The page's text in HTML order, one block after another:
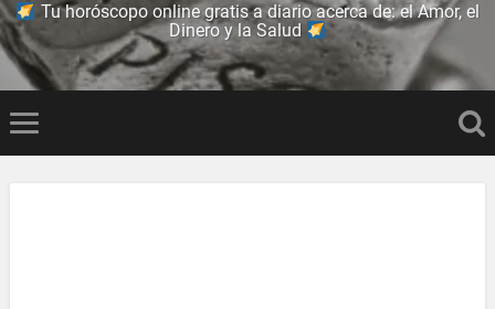
Tu horóscopo online gratis a diario acerca de: el Amor, el
Dinero y la Salud